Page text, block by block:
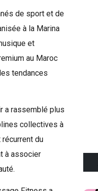
de sport et de
à la Marina
et
au Maroc
tendances
a rassemblé plus
collectives à
du
à associer